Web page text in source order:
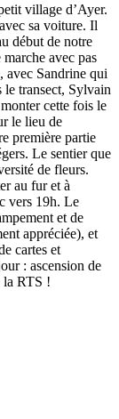
village d’Ayer.
sa voiture. Il
début de notre
avec pas
avec Sandrine qui
le transect, Sylvain
cette fois le
le lieu de
première partie
Le sentier que
de fleurs.
au fur et à
vers 19h. Le
et de
appréciée), et
cartes et
: ascension de
la RTS !